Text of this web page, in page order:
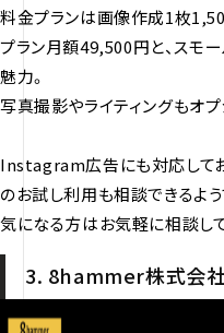
料金プランは画像作成1枚
プラン月額49,500円と、スモ
魅力。
写真撮影やライティングもオプ
Instagram広告にも対応して
のお試し利用も相談できるよう
気になる方はお気軽に相談し
3. 8hammer株式会